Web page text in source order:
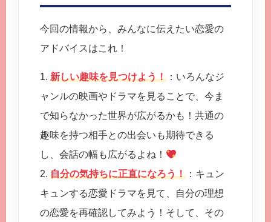
今回の情報から、みんなに伝えたい恋愛の
アドバイスはこれ！
1. 新しい趣味を見つけよう！ ：いろんなジ
ャンルの映画やドラマを見ることで、今ま
で知らなかった世界が広がるかも！共通の
趣味を持つ相手との出会いも期待できる
し、会話の幅も広がるよね！
2. 自分の気持ちに正直になろう！ ：キュン
キュンする恋愛ドラマを見て、自分の理想
の恋愛を再確認してみよう！そして、その